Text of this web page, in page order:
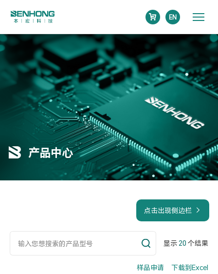
EN
产品中心
点击出现侧边栏
显示 20 个结果
样品申请 下载到Excel